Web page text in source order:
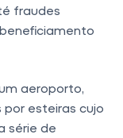
fraudes
aeroporto,
esteiras cujo
série de